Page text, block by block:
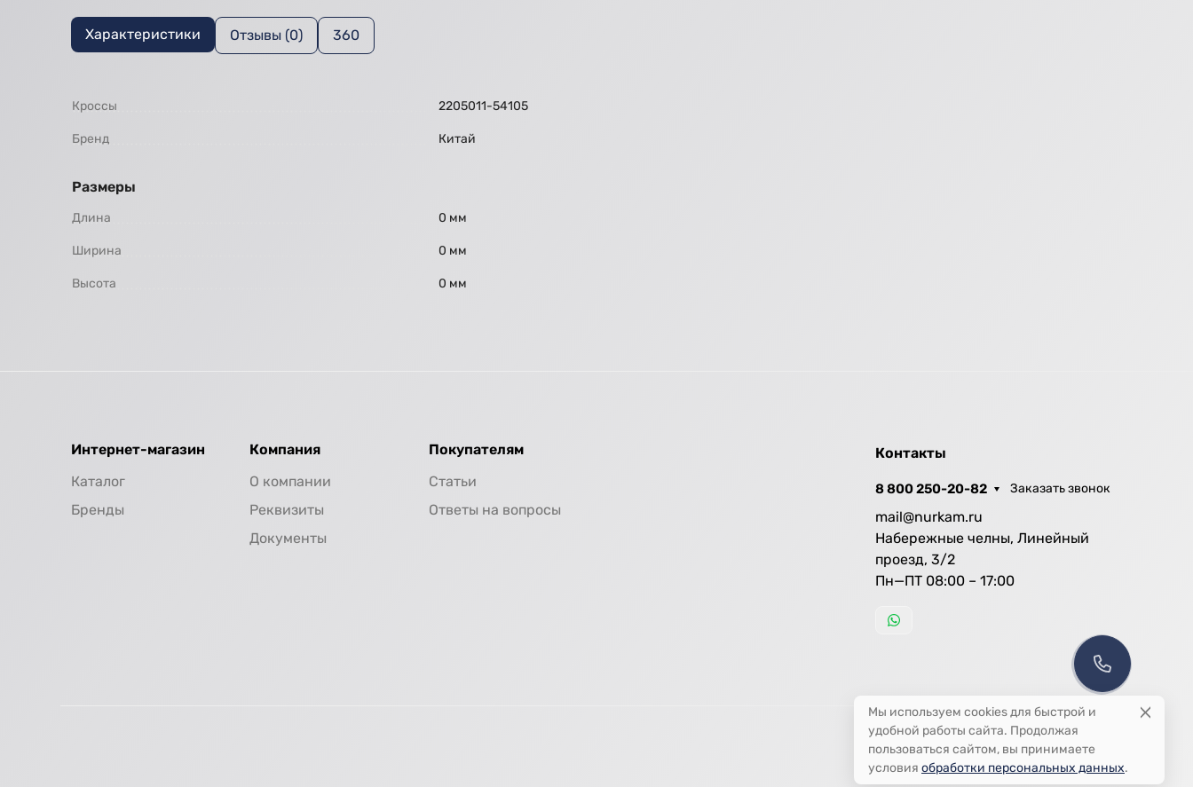
Характеристики Отзывы (0) 360
Кроссы 2205011-54105
Бренд Китай
Размеры
Длина 0 мм
Ширина 0 мм
Высота 0 мм
Интернет-магазин
Каталог
Бренды
Компания
О компании
Реквизиты
Документы
Покупателям
Статьи
Ответы на вопросы
Контакты
8 800 250-20-82 Заказать звонок
mail@nurkam.ru
Набережные челны, Линейный
проезд, 3/2
Пн—ПТ 08:00 – 17:00
Мы используем cookies для быстрой и
удобной работы сайта. Продолжая
пользоваться сайтом, вы принимаете
условия обработки персональных данных.